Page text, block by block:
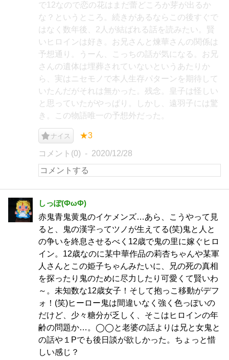
で12なので恋の花はまだ蕾どころか芽が出るか
な？というところ。続きがあるならこの後すぐで
はなく数年後、2人が結ばれる話を読みたい。賢
いヒロインは好き。お兄さんと煉華さんの関係は
予想通り。うーん、こっちの話が気になる。お兄
さんの遺体は埋葬されていないというあたりか
ら、実はニセモノで本人生存パターンを期待して
いたんだがそれは無かった。残念。皇子は怪しい
と思っていたがやっぱり。しかし、遠羽子には驚
き。この物語唯一の予想外だった。
ナイス ★3
コメント(0) 2020/12/28
しっぽ(ФωФ)
赤鬼青鬼黄鬼のイケメンズ…あら、こうやって見
ると、鬼の漢字ってツノが生えてる(笑)鬼と人と
の争いを終息させるべく12歳で鬼の里に嫁ぐヒロ
イン。12歳なのに某中華作品の莉杏ちゃんや某軍
人さんとこの姫子ちゃんみたいに、兄の死の真相
を探ったり鬼のために尽力したり可愛くて賢いわ
～。未知数な12歳女子！そして抱っこ移動がデフ
ォ！(笑)ヒーロー鬼は間違いなく強く色っぽいの
だけど、少々糖分が乏しく、そこはヒロインの年
齢の問題か…。◯◯と老婆の話よりは兄と女鬼と
の話や１Pでも後日談が欲しかった。ちょっと惜
しい感じ？